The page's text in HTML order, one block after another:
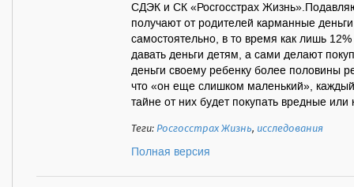
СДЭК и СК «Росгосстрах
получают от родителей карманные
самостоятельно, в то время как лишь
давать деньги детям, а сами делают
деньги своему ребенку более половины
что «он еще слишком маленький»,
тайне от них будет покупать вредные или
Теги:Росгосстрах Жизнь, исследования
Полная версия